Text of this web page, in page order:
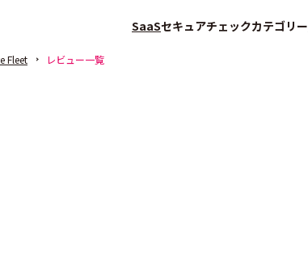
SaaSセキュアチェックカテゴリー
Fleet レビュー一覧